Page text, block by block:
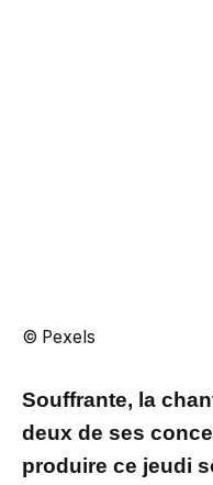
© Pexels
Souffrante, la
deux de ses
produire ce jeudi